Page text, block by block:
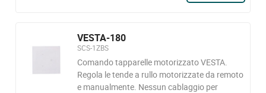
VESTA-180
SCS-1ZBS
Comando tapparelle motorizzato VESTA.
Regola le tende a rullo motorizzate da remoto
e manualmente. Nessun cablaggio per